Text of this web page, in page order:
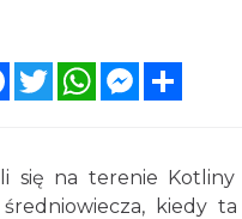
FacebookTwitterWhatsAppMessenger
się na terenie
kiedy